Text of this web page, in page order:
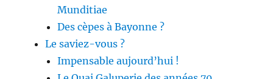
Munditiae
Des cèpes à Bayonne ?
Le saviez-vous ?
Impensable aujourd’hui !